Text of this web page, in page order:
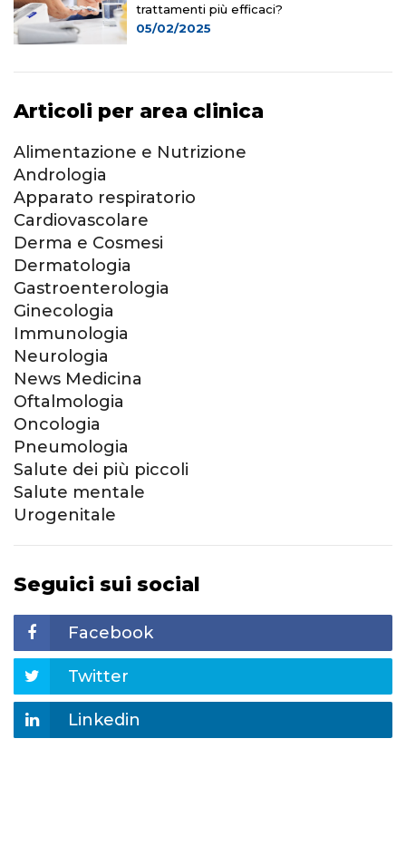
trattamenti più efficaci?
05/02/2025
Articoli per area clinica
Alimentazione e Nutrizione
Andrologia
Apparato respiratorio
Cardiovascolare
Derma e Cosmesi
Dermatologia
Gastroenterologia
Ginecologia
Immunologia
Neurologia
News Medicina
Oftalmologia
Oncologia
Pneumologia
Salute dei più piccoli
Salute mentale
Urogenitale
Seguici sui social
Facebook
Twitter
Linkedin